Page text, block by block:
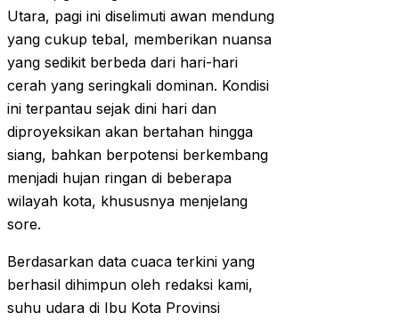
Utara, pagi ini diselimuti awan mendung
yang cukup tebal, memberikan nuansa
yang sedikit berbeda dari hari-hari
cerah yang seringkali dominan. Kondisi
ini terpantau sejak dini hari dan
diproyeksikan akan bertahan hingga
siang, bahkan berpotensi berkembang
menjadi hujan ringan di beberapa
wilayah kota, khususnya menjelang
sore.
Berdasarkan data cuaca terkini yang
berhasil dihimpun oleh redaksi kami,
suhu udara di Ibu Kota Provinsi